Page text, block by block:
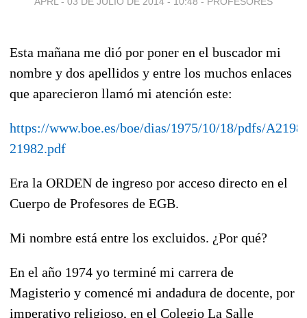
Esta mañana me dió por poner en el buscador mi
nombre y dos apellidos y entre los muchos enlaces
que aparecieron llamó mi atención este:
https://www.boe.es/boe/dias/1975/10/18/pdfs/
21982.pdf
Era la ORDEN de ingreso por acceso directo en el
Cuerpo de Profesores de EGB.
Mi nombre está entre los excluidos. ¿Por qué?
En el año 1974 yo terminé mi carrera de
Magisterio y comencé mi andadura de docente, por
imperativo religioso, en el Colegio La Salle